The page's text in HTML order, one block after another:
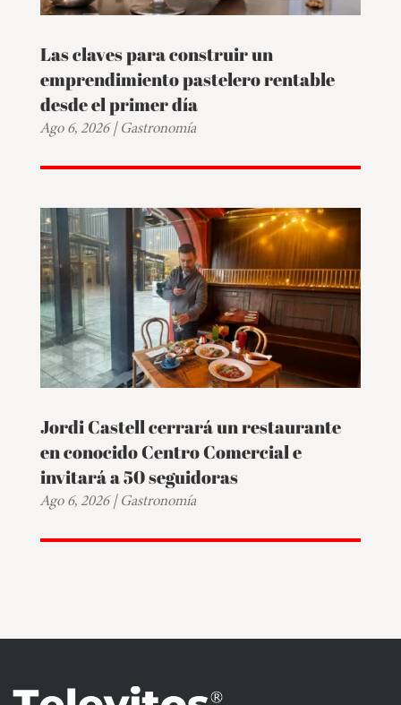
Las claves para construir un
emprendimiento pastelero rentable
desde el primer día
Ago 6, 2026|Gastronomía
Jordi Castell cerrará un restaurante
en conocido Centro Comercial e
invitará a 50 seguidoras
Ago 6, 2026|Gastronomía